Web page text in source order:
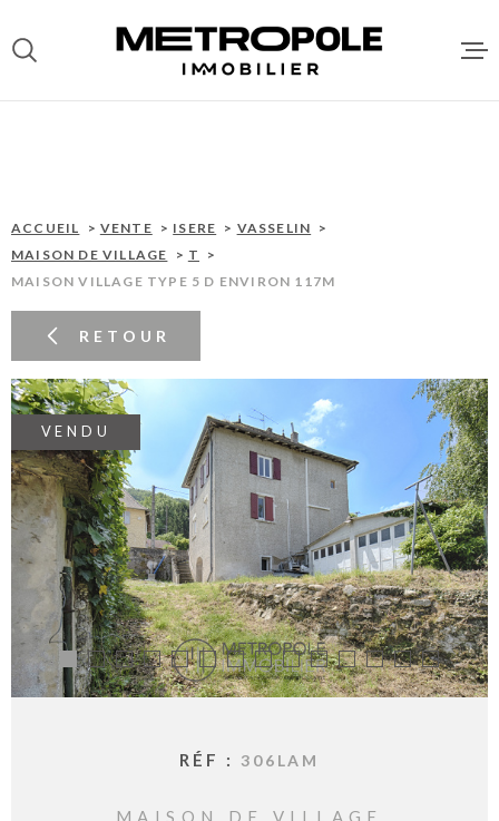
au
menu
au
contenu
CHEZ
ACCUEIL VENTE ISERE
VASSELIN
MAISON DE VILLAGE
T
MAISON VILLAGE TYPE 5 D ENVIRON 117M
RETOUR
VENDU
RÉF : 306LAM
MAISON DE VILLAGE